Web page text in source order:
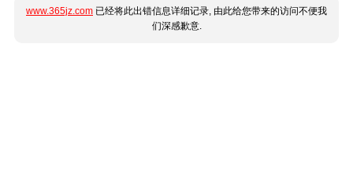
www.365jz.com 已经将此出错信息详细记录, 由此给您带来的访问不便我
们深感歉意.